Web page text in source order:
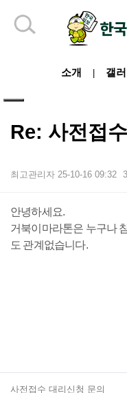
소개 갤
Re: 사전접
최고관리자 25-10-16 09:32
본문
안녕하세요.
거북이마라톤은 누구나
도 관계없습니다.
사전접수 대리신청 문의
하단 영역